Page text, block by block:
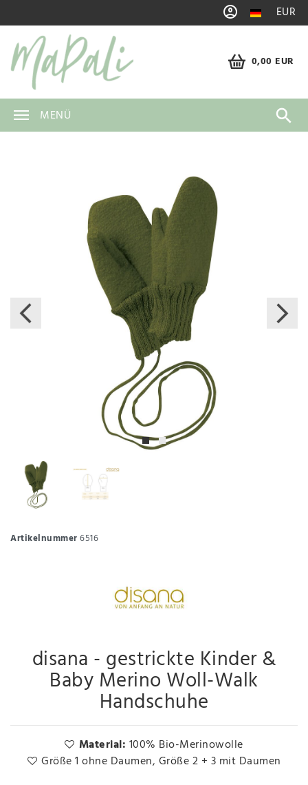
EUR
0,00 EUR
MENÜ
Artikelnummer6516
disana - gestrickte Kinder &
Baby Merino Woll-Walk
Handschuhe
Material: 100% Bio-Merinowolle
Größe 1 ohne Daumen, Größe 2 + 3 mit Daumen